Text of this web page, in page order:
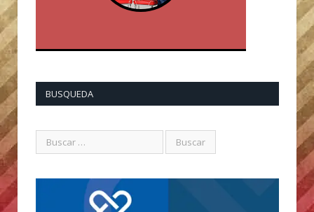
BUSQUEDA